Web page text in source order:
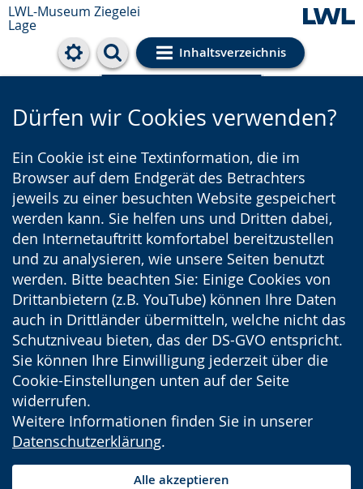
LWL-Museum Ziegelei
Lage
Inhaltsverzeichnis
Cookie-Einstellungen
Dürfen wir Cookies verwenden?
Ein Cookie ist eine Textinformation, die im
Browser auf dem Endgerät des Betrachters
jeweils zu einer besuchten Website gespeichert
werden kann. Sie helfen uns und Dritten dabei,
den Internetauftritt komfortabel bereitzustellen
und zu analysieren, wie unsere Seiten benutzt
werden. Bitte beachten Sie: Einige Cookies von
Drittanbietern (z.B. YouTube) können Ihre Daten
auch in Drittländer übermitteln, welche nicht das
Schutzniveau bieten, das der DS-GVO entspricht.
Sie können Ihre Einwilligung jederzeit über die
Cookie-Einstellungen unten auf der Seite
widerrufen.
Weitere Informationen finden Sie in unserer
Datenschutzerklärung.
Alle akzeptieren